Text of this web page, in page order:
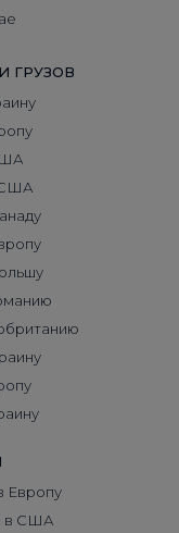
ГРУЗОВ
США
Европу
в США